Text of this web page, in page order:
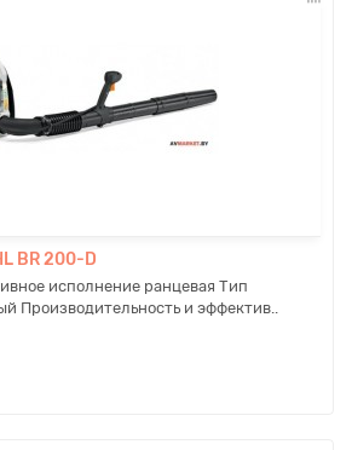
BR 200-D
исполнение ранцевая Тип
Производительность и эффектив..